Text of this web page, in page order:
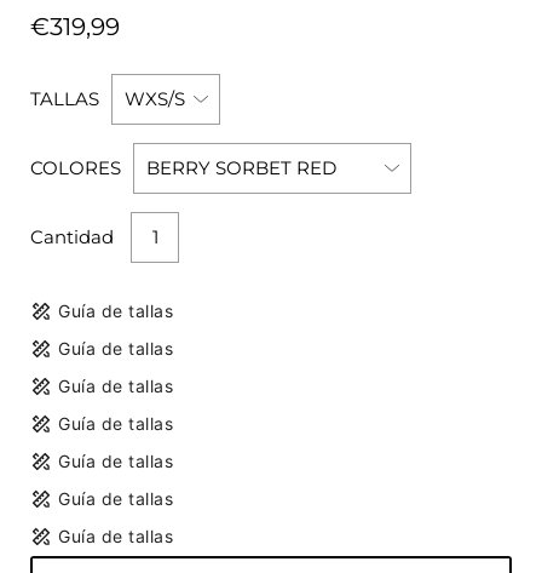
€319,99
TALLAS
COLORES
Cantidad
Guía de tallas
Guía de tallas
Guía de tallas
Guía de tallas
Guía de tallas
Guía de tallas
Guía de tallas